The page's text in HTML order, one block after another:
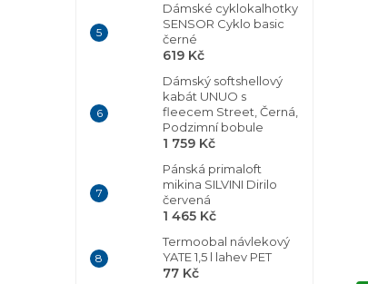
Dámské cyklokalhotky
SENSOR Cyklo basic
černé
619 Kč
Dámský softshellový
kabát UNUO s
fleecem Street, Černá,
Podzimní bobule
1 759 Kč
Pánská primaloft
mikina SILVINI Dirilo
červená
1 465 Kč
Termoobal návlekový
YATE 1,5 l lahev PET
77 Kč